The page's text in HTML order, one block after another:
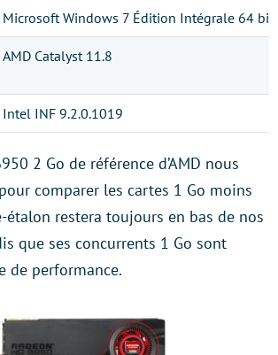
Microsoft Windows 7 Édition Intégrale 64
AMD Catalyst 11.8
Intel INF 9.2.0.1019
2 Go de référence d’AMD nous
comparer les cartes 1 Go moins
étalon restera toujours en bas de nos
que ses concurrents 1 Go sont
de performance.